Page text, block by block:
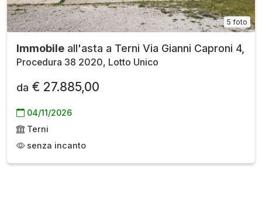
5 foto
Immobile all'asta a Terni Via Gianni Caproni 4,
Procedura 38 2020, Lotto Unico
da € 27.885,00
04/11/2026
Terni
senza incanto